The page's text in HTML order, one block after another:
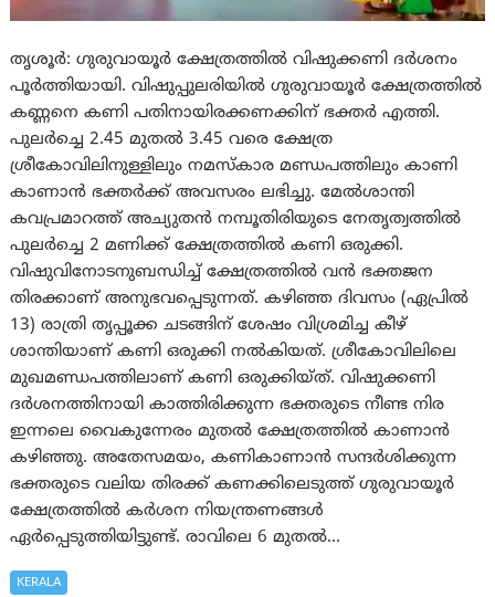
തൃശൂർ: ഗുരുവായൂർ ക്ഷേത്രത്തിൽ വിഷുക്കണി ദർശനം
പൂർത്തിയായി. വിഷുപ്പുലരിയിൽ ഗുരുവായൂര്‍ ക്ഷേത്രത്തില്‍
കണ്ണനെ കണി പതിനായിരക്കണക്കിന് ഭക്തർ എത്തി.
പുലർച്ചെ 2.45 മുതൽ 3.45 വരെ ക്ഷേത്ര
ശ്രീകോവിലിനുള്ളിലും നമസ്കാര മണ്ഡപത്തിലും കാണി
കാണാൻ ഭക്തർക്ക് അവസരം ലഭിച്ചു. മേൽശാന്തി
കവപ്രമാറത്ത് അച്യുതൻ നമ്പൂതിരിയുടെ നേതൃത്വത്തിൽ
പുലർച്ചെ 2 മണിക്ക് ക്ഷേത്രത്തിൽ കണി ഒരുക്കി.
വിഷുവിനോടനുബന്ധിച്ച് ക്ഷേത്രത്തിൽ വൻ ഭക്തജന
തിരക്കാണ് അനുഭവപ്പെടുന്നത്. കഴിഞ്ഞ ദിവസം (ഏപ്രിൽ
13) രാത്രി തൃപ്പൂക്ക ചടങ്ങിന് ശേഷം വിശ്രമിച്ച കീഴ്
ശാന്തിയാണ് കണി ഒരുക്കി നൽകിയത്. ശ്രീകോവിലിലെ
മുഖമണ്ഡപത്തിലാണ് കണി ഒരുക്കിയ്ത്. വിഷുക്കണി
ദർശനത്തിനായി കാത്തിരിക്കുന്ന ഭക്തരുടെ നീണ്ട നിര
ഇന്നലെ വൈകുന്നേരം മുതൽ ക്ഷേത്രത്തിൽ കാണാൻ
കഴിഞ്ഞു. അതേസമയം, കണികാണാന്‍ സന്ദർശിക്കുന്ന
ഭക്തരുടെ വലിയ തിരക്ക് കണക്കിലെടുത്ത് ഗുരുവായൂർ
ക്ഷേത്രത്തിൽ കർശന നിയന്ത്രണങ്ങൾ
ഏർപ്പെടുത്തിയിട്ടുണ്ട്. രാവിലെ 6 മുതൽ…
KERALA